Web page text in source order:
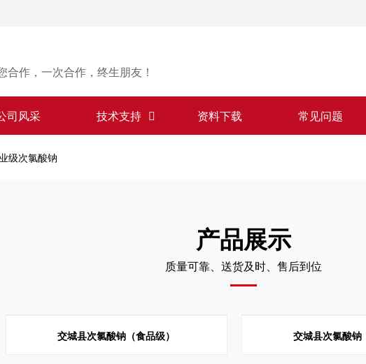
作，一次合作，终生朋友！
司风采 技术支持 资料下载 常见问题
供
级次氯酸钠
产品展示
质量可靠、送货及时、售后到位
交城县次氯酸钠（食品级） 交城县次氯酸钠